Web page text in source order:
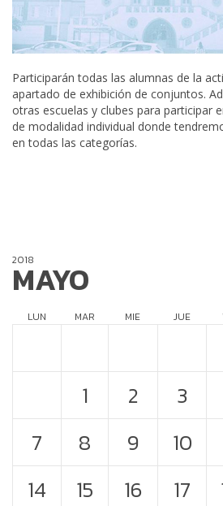
Participarán todas las alumnas de la
apartado de exhibición de conjuntos.
otras escuelas y clubes para participar
de modalidad individual donde
en todas las categorías.
2018
MAYO
LUN MAR MIE JUE
1 2 3
7
8 9 10
14
15 16 17